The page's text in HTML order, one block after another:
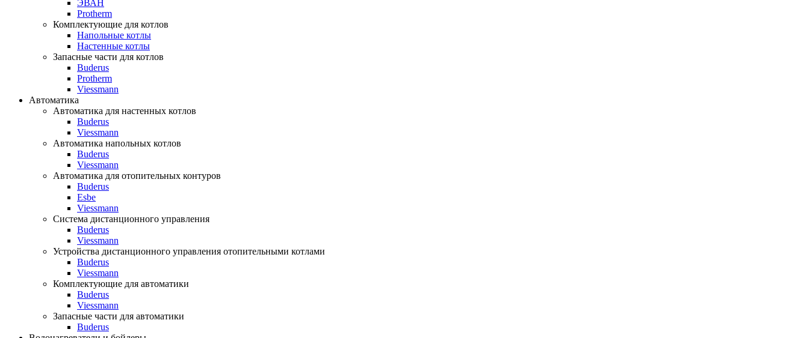
ЭВАН
Protherm
Комплектующие для котлов
Напольные котлы
Настенные котлы
Запасные части для котлов
Buderus
Protherm
Viessmann
Автоматика
Автоматика для настенных котлов
Buderus
Viessmann
Автоматика напольных котлов
Buderus
Viessmann
Автоматика для отопительных контуров
Buderus
Esbe
Viessmann
Система дистанционного управления
Buderus
Viessmann
Устройства дистанционного управления отопительными котлами
Buderus
Viessmann
Комплектующие для автоматики
Buderus
Viessmann
Запасные части для автоматики
Buderus